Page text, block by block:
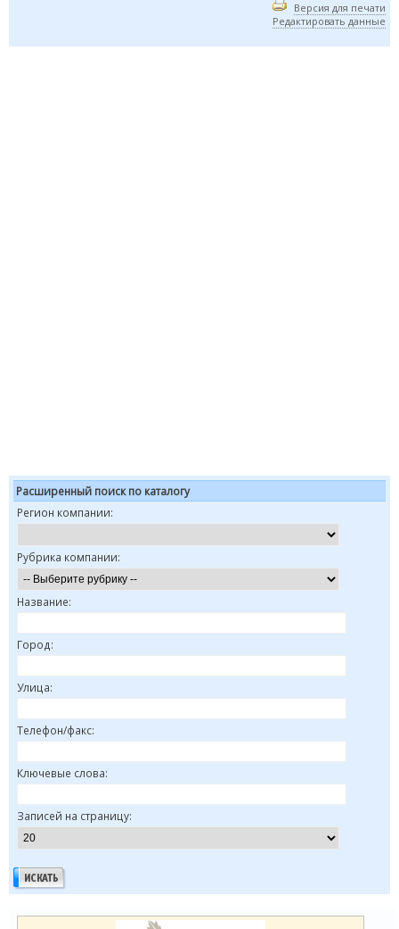
Версия для печати
Редактировать данные
Расширенный поиск по каталогу
Регион компании:
Рубрика компании:
Название:
Город:
Улица:
Телефон/факс:
Ключевые слова:
Записей на страницу: